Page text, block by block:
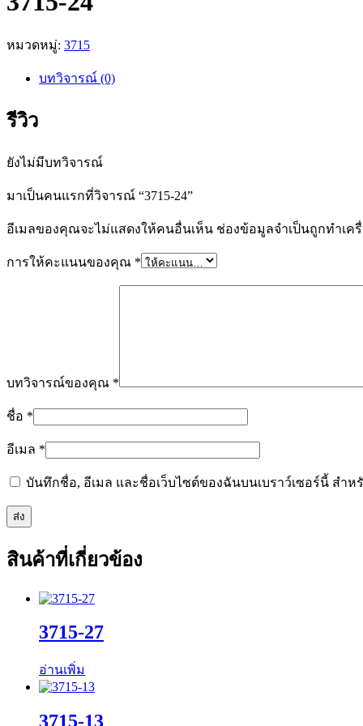
หมวดหมู่: 3715
บทวิจารณ์ (0)
รีวิว
ยังไม่มีบทวิจารณ์
มาเป็นคนแรกที่วิจารณ์ “3715-24”
อีเมลของคุณจะไม่แสดงให้คนอื่นเห็น ช่องข้อมูลจำเป็นถูกทำเค
การให้คะแนนของคุณ *
บทวิจารณ์ของคุณ *
ชื่อ *
อีเมล *
บันทึกชื่อ, อีเมล และชื่อเว็บไซต์ของฉันบนเบราว์เซอร์นี้ สำห
สินค้าที่เกี่ยวข้อง
3715-27
อ่านเพิ่ม
3715-13